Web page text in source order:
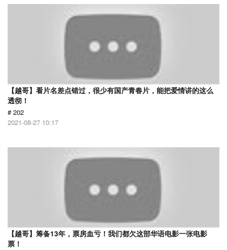
【越哥】看片名差点错过，很少有国产青春片，能把爱情讲的这么
透彻！
# 202
2021-08-27 10:17
【越哥】筹备13年，票房血亏！我们都欠这部华语电影一张电影
票！